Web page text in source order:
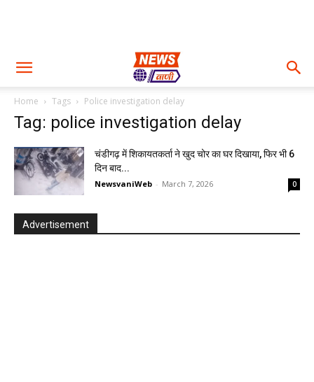
Home Tags Police investigation delay
Tag: police investigation delay
चंडीगढ़ में शिकायतकर्ता ने खुद चोर का घर दिखाया, फिर भी 6
दिन बाद...
NewsvaniWeb - March 7, 2026 0
Advertisement